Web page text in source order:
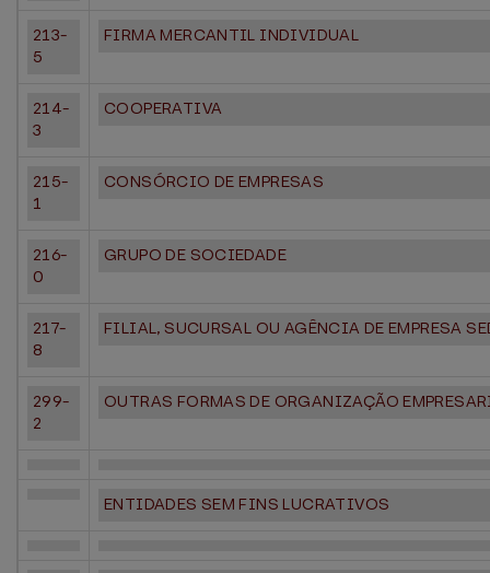
213-
5
FIRMA MERCANTIL INDIVIDUAL
214-
3
COOPERATIVA
215-
1
CONSÓRCIO DE EMPRESAS
216-
0
GRUPO DE SOCIEDADE
217-
8
FILIAL, SUCURSAL OU AGÊNCIA DE EMPRESA
299-
2
OUTRAS FORMAS DE ORGANIZAÇÃO
ENTIDADES SEM FINS LUCRATIVOS